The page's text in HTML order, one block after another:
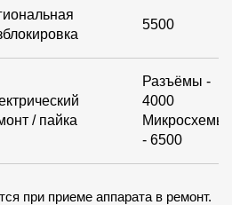
5500
/ пайка
Разъёмы -
4000
Микросхемы
- 6500
при приеме аппарата в ремонт.